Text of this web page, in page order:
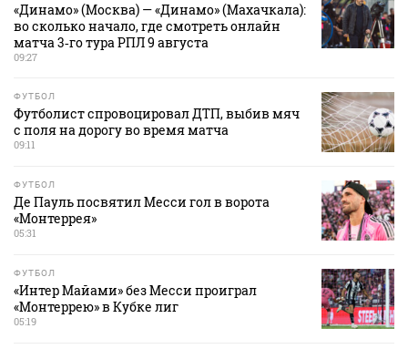
«Динамо» (Москва) — «Динамо» (Махачкала):
во сколько начало, где смотреть онлайн
матча 3‑го тура РПЛ 9 августа
09:27
ФУТБОЛ
Футболист спровоцировал ДТП, выбив мяч
с поля на дорогу во время матча
09:11
ФУТБОЛ
Де Пауль посвятил Месси гол в ворота
«Монтеррея»
05:31
ФУТБОЛ
«Интер Майами» без Месси проиграл
«Монтеррею» в Кубке лиг
05:19